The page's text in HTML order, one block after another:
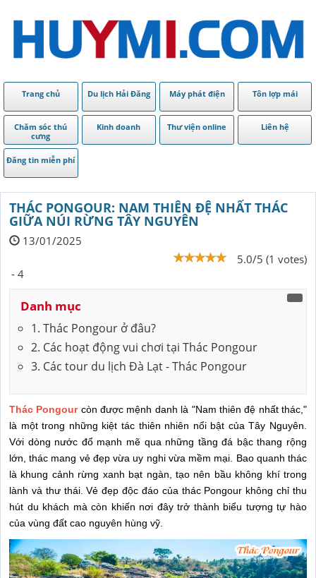
Trang chủ Du lịch Hải Đăng Máy phát điện Tôn lợp mái
Chăm sóc thú
cưng
Kinh doanh Thư viện online Liên hệ
Đăng tin miễn phí
THÁC PONGOUR: NAM THIÊN ĐỆ NHẤT THÁC
GIỮA NÚI RỪNG TÂY NGUYÊN
13/01/2025
5.0/5 (1 votes)
- 4
Danh mục
1. Thác Pongour ở đâu?
2. Các hoạt động vui chơi tại Thác Pongour
3. Các tour du lịch Đà Lạt - Thác Pongour
Thác Pongour còn được mệnh danh là "Nam thiên đệ nhất thác,"
là một trong những kiệt tác thiên nhiên nổi bật của Tây Nguyên.
Với dòng nước đổ mạnh mẽ qua những tầng đá bậc thang rộng
lớn, thác mang vẻ đẹp vừa uy nghi vừa mềm mại. Bao quanh thác
là khung cảnh rừng xanh bạt ngàn, tạo nên bầu không khí trong
lành và thư thái. Vẻ đẹp độc đáo của thác Pongour không chỉ thu
hút du khách mà còn khiến nơi đây trở thành biểu tượng tự hào
của vùng đất cao nguyên hùng vỹ.